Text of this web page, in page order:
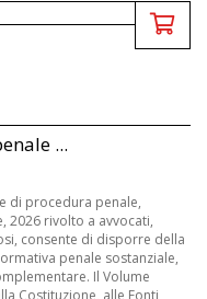
...
di procedura penale,
2026 rivolto a avvocati,
consente di disporre della
penale sostanziale,
Il Volume